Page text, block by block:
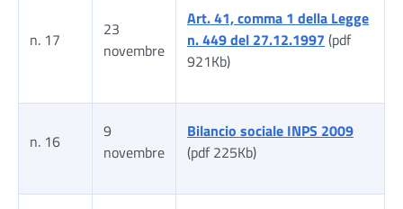
n. 17
23
novembre
Art. 41, comma 1 della Legge
n. 449 del 27.12.1997 (pdf
921Kb)
n. 16
9
novembre
Bilancio sociale INPS 2009
(pdf 225Kb)